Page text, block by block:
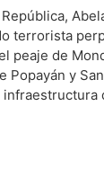
terrorista
peaje de
Popayán y
infraestructura